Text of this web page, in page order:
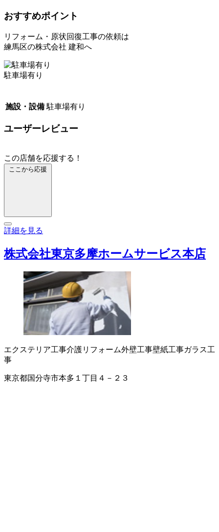
おすすめポイント
リフォーム・原状回復工事の依頼は
練馬区の株式会社 建和へ
駐車場有り
施設・設備 駐車場有り
ユーザーレビュー
この店舗を応援する！
ここから応援
詳細を見る
株式会社東京多摩ホームサービス本店
エクステリア工事介護リフォーム外壁工事壁紙工事ガラス工
事
東京都国分寺市本多１丁目４－２３